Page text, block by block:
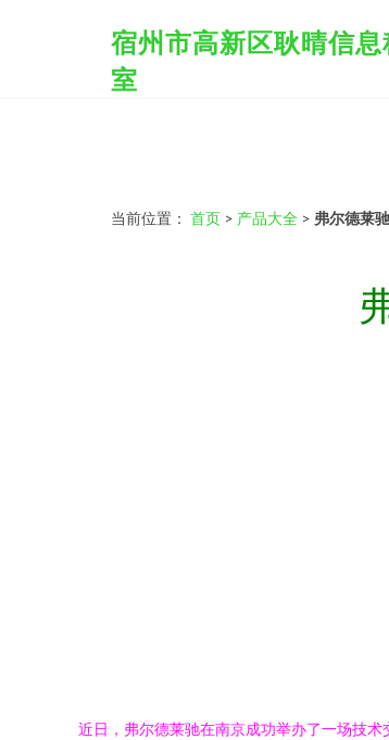
宿州市高新区耿晴信
室
当前位置： 首页 > 产品大全 > 弗尔德莱
近日，弗尔德莱驰在南京成功举办了一场技